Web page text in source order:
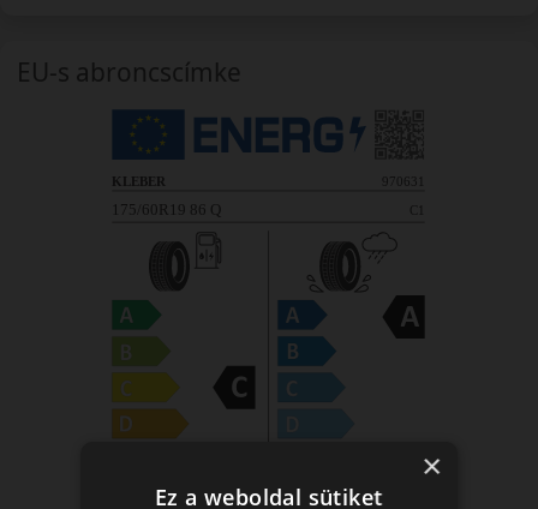
EU-s abroncscímke
×
Ez a weboldal sütiket